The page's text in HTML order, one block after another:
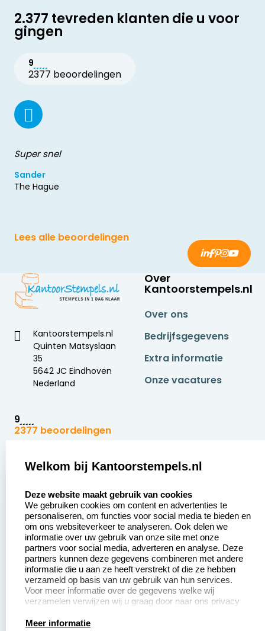
2.377 tevreden klanten die u voor
gingen
9
2377 beoordelingen
Super snel
Sander
The Hague
Lees alle beoordelingen
Kantoorstempels.nl
Quinten Matsyslaan
35
5642 JC Eindhoven
Nederland
9
2377 beoordelingen
Over
Kantoorstempels.nl
Over ons
Bedrijfsgegevens
Extra informatie
Onze vacatures
Zakelijk:
Aanvraag op maat
Betaling &
Verzending
Wederverkoper
worden
Sale
Klantenservice:
Contact opnemen
Veel gestelde vragen
Retourneren
Herroepingsrecht
Productinformatie:
Welkom bij Kantoorstempels.nl
Deze website maakt gebruik van cookies
We gebruiken cookies om content en advertenties te
personaliseren, om functies voor social media te bieden en
om ons websiteverkeer te analyseren. Ook delen we
informatie over uw gebruik van onze site met onze
partners voor social media, adverteren en analyse. Deze
partners kunnen deze gegevens combineren met andere
informatie die u aan ze heeft verstrekt of die ze hebben
verzameld op basis van uw gebruik van hun services.
Voor meer informatie over de gegevens welke wij
verzamelen verwijzen wij u graag door naar ons privacy
Meer informatie